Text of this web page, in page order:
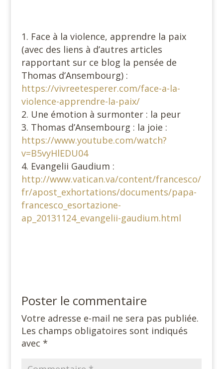
Face à la violence, apprendre la paix
(avec des liens à d’autres articles
rapportant sur ce blog la pensée de
Thomas d’Ansembourg) :
https://vivreetesperer.com/face-a-la-
violence-apprendre-la-paix/
Une émotion à surmonter : la peur
Thomas d’Ansembourg : la joie :
https://www.youtube.com/watch?
v=B5vyHlEDU04
Evangelii Gaudium :
http://www.vatican.va/content/francesco/
fr/apost_exhortations/documents/papa-
francesco_esortazione-
ap_20131124_evangelii-gaudium.html
Poster le commentaire
Votre adresse e-mail ne sera pas publiée.
Les champs obligatoires sont indiqués
avec *